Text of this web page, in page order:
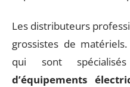
Les distributeurs
grossistes de
qui sont
d’équipements